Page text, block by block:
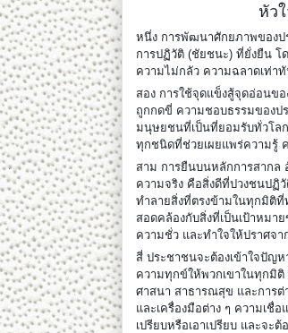
หัว
หนึ่ง การพัฒนาศักยภาพของป
การปฏิวัติ (ชัยชนะ) ที่ยั่งยืน โ
ความไม่กลัว ความฉลาดเท่าทั
สอง การใช้จุดแข็งสู้จุดอ่อนข
ถูกกดขี่ ความชอบธรรมของป
มนุษยชนที่เป็นที่ยอมรับทั่วโล
ทุกชนิดที่ช่วยเผยแพร่ความรู้
สาม การยืนบนหลักการสาก
ความจริง คือสิ่งดีที่ปวงชนปฏิ
ทำลายสิ่งที่ตรงข้ามในทุกมิติ
สอดคล้องกับสิ่งที่เป็นเป้าหมา
ความชั่ว และทำใจให้ปราศจา
สี่ ประชาชนจะต้องเข้าใจปัญห
ความทุกข์ให้พวกเขาในทุกมิติ
ศาสนา สาธารณสุข และการต่
และเครื่องมือต่าง ๆ ความเ
เปรียบหรือเอาเปรียบ และจะ